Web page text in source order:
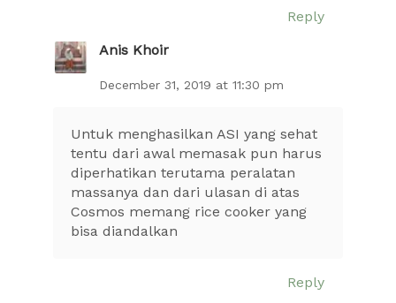
Reply
Anis Khoir
December 31, 2019 at 11:30 pm
Untuk menghasilkan ASI yang sehat
tentu dari awal memasak pun harus
diperhatikan terutama peralatan
massanya dan dari ulasan di atas
Cosmos memang rice cooker yang
bisa diandalkan
Reply